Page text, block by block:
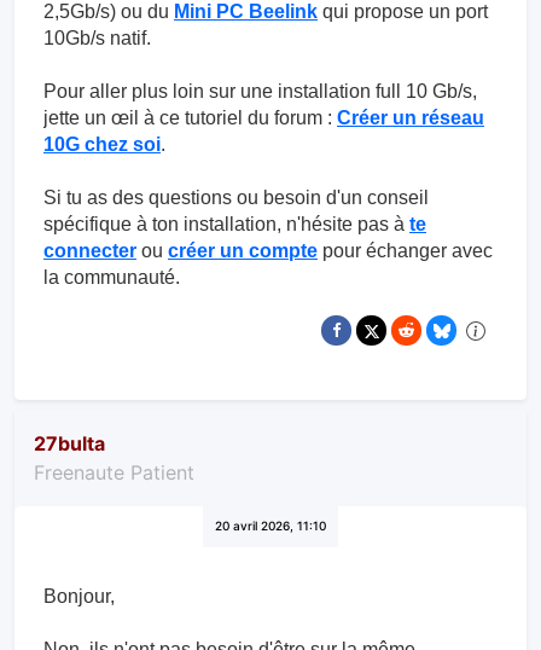
2,5Gb/s) ou du Mini PC Beelink qui propose un port
10Gb/s natif.
Pour aller plus loin sur une installation full 10 Gb/s,
jette un œil à ce tutoriel du forum : Créer un réseau
10G chez soi.
Si tu as des questions ou besoin d'un conseil
spécifique à ton installation, n'hésite pas à te
connecter ou créer un compte pour échanger avec
la communauté.
27bulta
Freenaute Patient
20 avril 2026, 11:10
Bonjour,